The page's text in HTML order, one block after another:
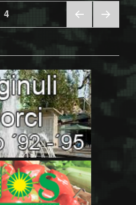
PRE
VIOU
PAGE
4
NEX